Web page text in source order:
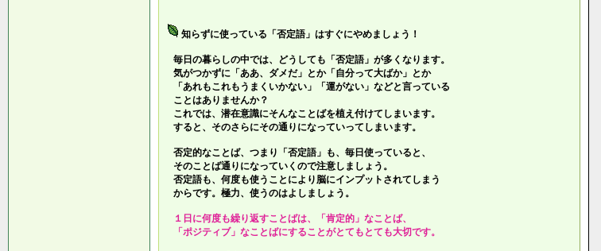
知らずに使っている「否定語」はすぐにやめましょう！
毎日の暮らしの中では、どうしても「否定語」が多くなります。
気がつかずに「ああ、ダメだ」とか「自分って大ばか」とか
「あれもこれもうまくいかない」「運がない」などと言っている
ことはありませんか？
これでは、潜在意識にそんなことばを植え付けてしまいます。
すると、そのさらにその通りになっていってしまいます。
否定的なことば、つまり「否定語」も、毎日使っていると、
そのことば通りになっていくので注意しましょう。
否定語も、何度も使うことにより脳にインプットされてしまう
からです。極力、使うのはよしましょう。
１日に何度も繰り返すことばは、「肯定的」なことば、
「ポジティブ」なことばにすることがとてもとても大切です。